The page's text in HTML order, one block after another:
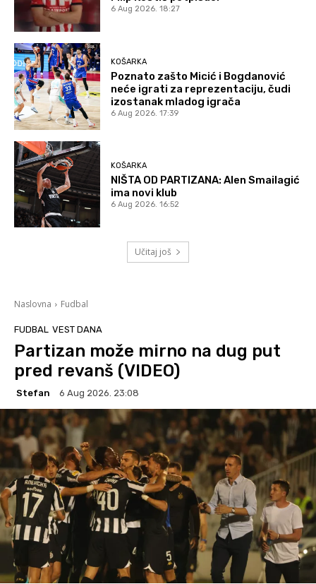
6 Aug 2026. 18:27
KOŠARKA
Poznato zašto Micić i Bogdanović
neće igrati za reprezentaciju, čudi
izostanak mladog igrača
6 Aug 2026. 17:39
KOŠARKA
NIŠTA OD PARTIZANA: Alen Smailagić
ima novi klub
6 Aug 2026. 16:52
Učitaj još